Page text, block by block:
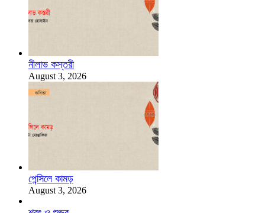
নীলাভ কস্তরী
August 3, 2026
পেন্সিলে কামড়
August 3, 2026